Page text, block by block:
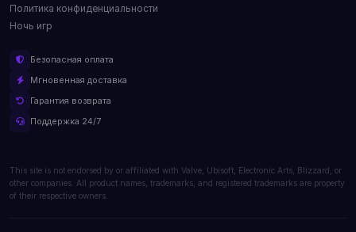
Политика конфиденциальности
Ночь игр
Безопасная оплата
Мгновенная доставка
Гарантия возврата
Поддержка 24/7
This site is not endorsed by or affiliated with Valve, Ubisoft, Electronic Arts, Blizzard, or
other companies. All product names, trademarks, and registered trademarks are property
of their respective owners.